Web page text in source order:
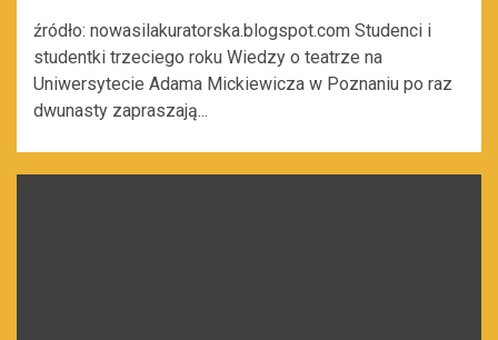
źródło: nowasilakuratorska.blogspot.com Studenci i
studentki trzeciego roku Wiedzy o teatrze na
Uniwersytecie Adama Mickiewicza w Poznaniu po raz
dwunasty zapraszają...